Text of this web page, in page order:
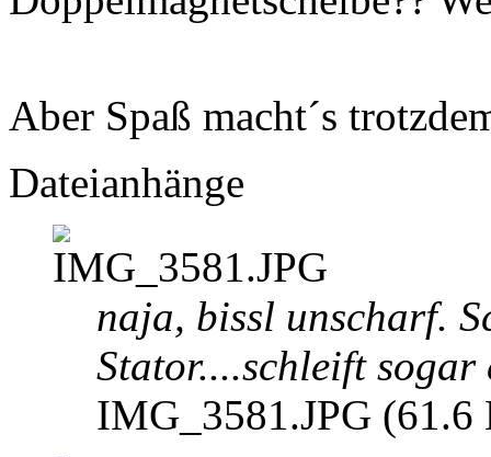
Aber Spaß macht´s
Dateianhänge
naja, bissl unscharf.
Stator....schleift sogar
IMG_3581.JPG